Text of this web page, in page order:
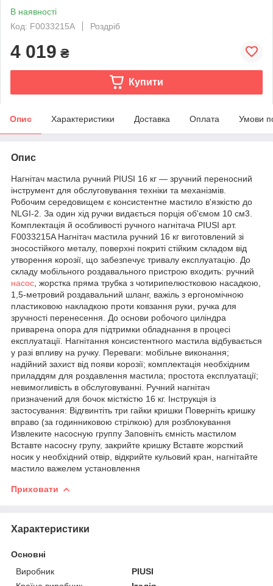
В наявності
Код: F0033215A
Роздріб
4 019 ₴
Купити
Опис Характеристики Доставка Оплата Умови
Опис
Нагнітач мастила ручний PIUSI 16 кг — зручний переносний
інструмент для обслуговування техніки та механізмів.
Робочим середовищем є консистентне мастило в'язкістю до
NLGI-2. За один хід ручки видається порція об'ємом 10 см3.
Комплектація й особливості ручного нагнітача PIUSI арт.
F0033215A Нагнітач мастила ручний 16 кг виготовлений зі
зносостійкого металу, поверхні покриті стійким складом від
утворення корозії, що забезпечує тривалу експлуатацію. До
складу мобільного роздавального пристрою входить: ручний
насос , жорстка пряма трубка з чотирипелюстковою насадкою,
1,5-метровий роздавальний шланг, важіль з ергономічною
пластиковою накладкою проти ковзання руки, ручка для
зручності перенесення. До основи робочого циліндра
приварена опора для підтримки обладнання в процесі
експлуатації. Нагнітання консистентного мастила відбувається
у разі впливу на ручку. Переваги: мобільне виконання;
надійний захист від появи корозії; комплектація необхідним
приладдям для роздавлення мастила; простота експлуатації;
невимогливість в обслуговуванні. Ручний нагнітач
призначений для бочок місткістю 16 кг. Інструкція із
застосування: Відгвинтіть три гайки кришки Поверніть кришку
вправо (за годинниковою стрілкою) для розблокування
Извлеките насосную группу Заповніть ємність мастилом
Вставте насосну групу, закрийте кришку Вставте жорсткий
носик у необхідний отвір, відкрийте кульовий кран, нагнітайте
мастило важелем установлення
Приховати
Характеристики
Основні
Виробник
PIUSI